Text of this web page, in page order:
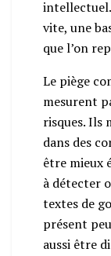
intellectuel.
vite, une
que l’on
Le piège
mesurent
risques. Ils
dans des
être mieux
à détecter
textes de
présent
aussi être